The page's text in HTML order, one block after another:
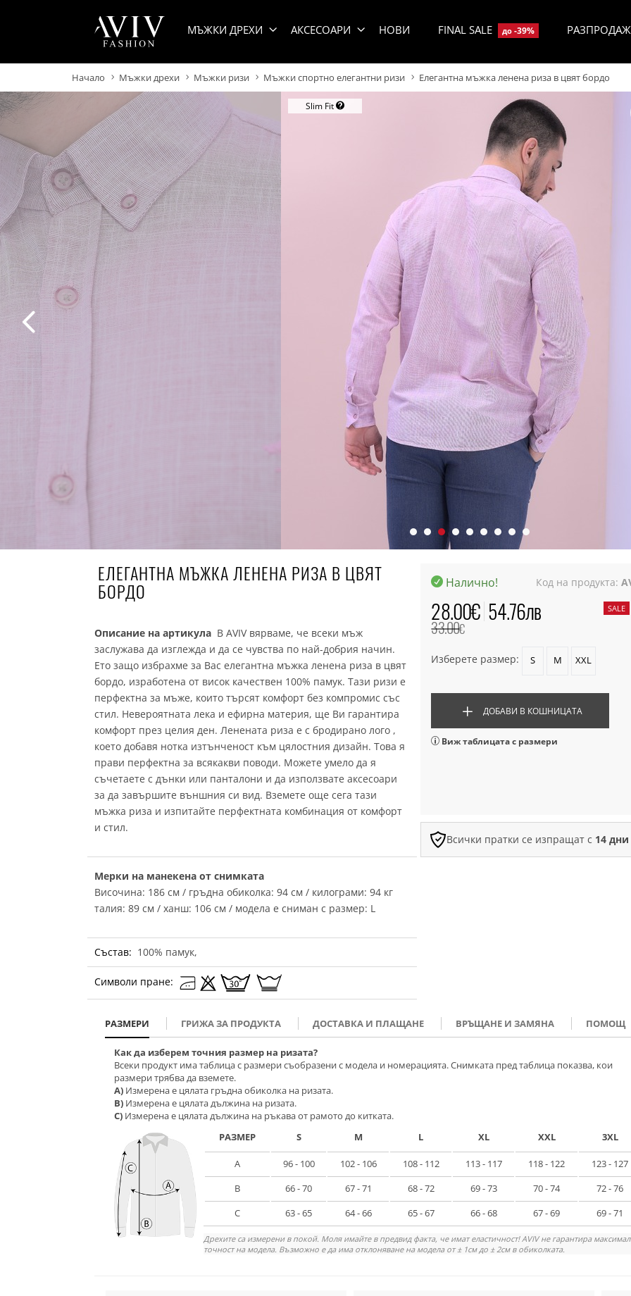
МЪЖКИ ДРЕХИ АКСЕСОАРИ НОВИ FINAL SALE до -39%
Начало Мъжки дрехи Мъжки ризи Мъжки спортно елегантни ризи Елегантна мъжка ленена риза в цвят бордо
Slim Fit
ЕЛЕГАНТНА МЪЖКА ЛЕНЕНА РИЗА В ЦВЯТ
БОРДО
Описание на артикула В AVIV вярваме, че всеки мъж
заслужава да изглежда и да се чувства по най-добрия начин.
Ето защо избрахме за Вас елегантна мъжка ленена риза в цвят
бордо, изработена от висок качествен 100% памук. Тази ризи е
перфектна за мъже, които търсят комфорт без компромис със
стил. Невероятната лека и ефирна материя, ще Ви гарантира
комфорт през целия ден. Ленената риза е с бродирано лого ,
което добавя нотка изтънченост към цялостния дизайн. Това я
прави перфектна за всякакви поводи. Можете умело да я
съчетаете с дънки или панталони и да използвате аксесоари
за да завършите външния си вид. Вземете още сега тази
мъжка риза и изпитайте перфектната комбинация от комфорт
и стил.
Мерки на манекена от снимката
Височина: 186 см / гръдна обиколка: 94 см / килограми: 94 кг
талия: 89 см / ханш: 106 см / модела е сниман с размер: L
Състав: 100% памук,
Символи пране:
Налично! Код на продукта:
28.00€ 54.76лв
33.00€
SALE
Изберете размер: S M XXL
ДОБАВИ В КОШНИЦАТА
Виж таблицата с размери
Всички пратки се изпращат с 14
РАЗМЕРИ ГРИЖА ЗА ПРОДУКТА ДОСТАВКА И ПЛАЩАНЕ ВРЪЩАНЕ И ЗАМЯНА ПОМОЩ
Как да изберем точния размер на ризата?
Всеки продукт има таблица с размери съобразени с модела и номерацията. Снимката пред таблица показва, кои
размери трябва да вземете.
A) Измерена е цялата гръдна обиколка на ризата.
B) Измерена е цялата дължина на ризата.
C) Измерена е цялата дължина на ръкава от рамото до китката.
РАЗМЕР
S M L XL XXL 3XL
A 96 - 100 102 - 106 108 - 112 113 - 117 118 - 122
123 - 127
B
66 - 70 67 - 71 68 - 72 69 - 73 70 - 74
72 - 76
C
63 - 65 64 - 66 65 - 67 66 - 68 67 - 69 69 - 71
Дрехите са измерени в покой. Моля имайте в предвид факта, че имат еластичност! AVIV не гарантира
точност на модела. Възможно е да има отклоняване на модела от ± 1см до ± 2см в обиколката.